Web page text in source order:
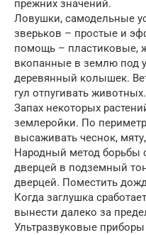
прежних значений.
Ловушки, самодельные
зверьков – простые и
помощь – пластиковые,
вкопанные в землю под
деревянный колышек.
гул отпугивать животных.
Запах некоторых
землеройки. По
высаживать чеснок,
Народный метод борьбы
дверцей в подземный
дверцей. Поместить
Когда заглушка
вынести далеко за
Ультразвуковые